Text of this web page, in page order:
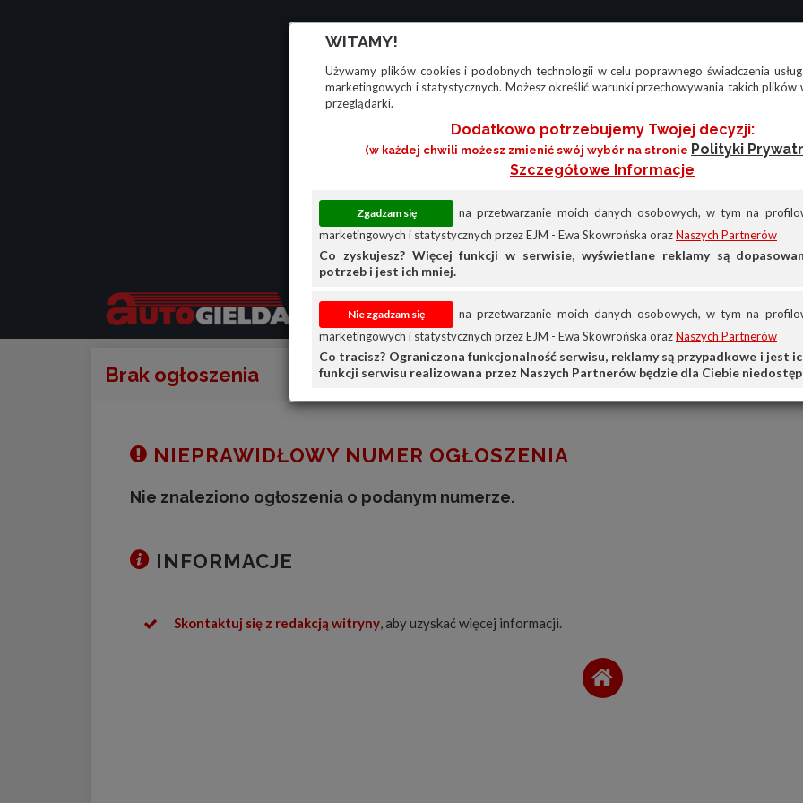
WITAMY!
Używamy plików cookies i podobnych technologii w celu poprawnego świadczenia
marketingowych i statystycznych. Możesz określić warunki przechowywania takich plików
przeglądarki.
Dodatkowo potrzebujemy Twojej decyzji:
(w każdej chwili możesz zmienić swój wybór na stronie Polityki
Szczegółowe Informacje
na przetwarzanie moich danych osobowych, w tym na
marketingowych i statystycznych przez EJM - Ewa Skowrońska orazNaszych Partnerów
Co zyskujesz? Więcej funkcji w serwisie, wyświetlane reklamy są
potrzeb i jest ich mniej.
na przetwarzanie moich danych osobowych, w tym na
marketingowych i statystycznych przez EJM - Ewa Skowrońska orazNaszych Partnerów
Co tracisz? Ograniczona funkcjonalność serwisu, reklamy są przypadkowe i jest
funkcji serwisu realizowana przez Naszych Partnerów będzie dla Ciebie
Brak ogłoszenia
NIEPRAWIDŁOWY NUMER OGŁOSZENIA
Nie znaleziono ogłoszenia o podanym numerze.
INFORMACJE
Skontaktuj się z redakcją witryny, aby uzyskać więcej informacji.